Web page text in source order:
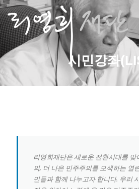
콘
텐
츠
로
바
로
기
시민강좌
리영희재단은 새로운 전환시대를 맞
의, 더 나은 민주주의를 모색하는 열
민들과 함께 나누고자 합니다. 우리